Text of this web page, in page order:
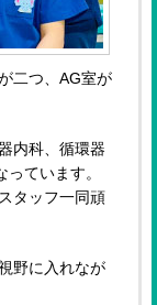
二つ、AG室が
内科、循環器
ています。
タッフ一同頑
野に入れなが